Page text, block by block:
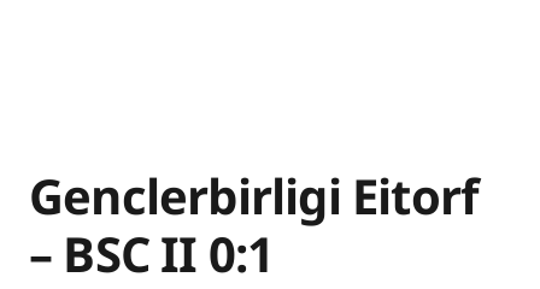
Genclerbirligi Eitorf
– BSC II 0:1